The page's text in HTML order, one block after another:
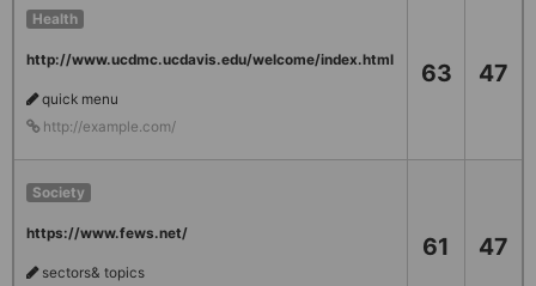
Health
http://www.ucdmc.ucdavis.edu/welcome/index.html
quick menu
http://example.com/
63 47
Society
https://www.fews.net/
sectors& topics
61 47